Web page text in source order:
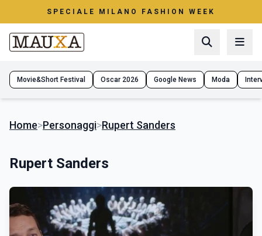
SPECIALE MILANO FASHION WEEK
Movie&Short Festival Oscar 2026 Google News Moda
Home>Personaggi>Rupert Sanders
Rupert Sanders